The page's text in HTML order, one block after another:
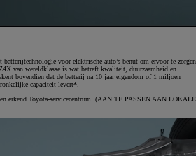
batterijtechnologie voor elektrische auto’s benut om ervoor te zorgen
van wereldklasse is wat betreft kwaliteit, duurzaamheid en
bovendien dat de batterij na 10 jaar eigendom of 1 miljoen
capaciteit levert*.
erkend Toyota-servicecentrum. (AAN TE PASSEN AAN LOKALE